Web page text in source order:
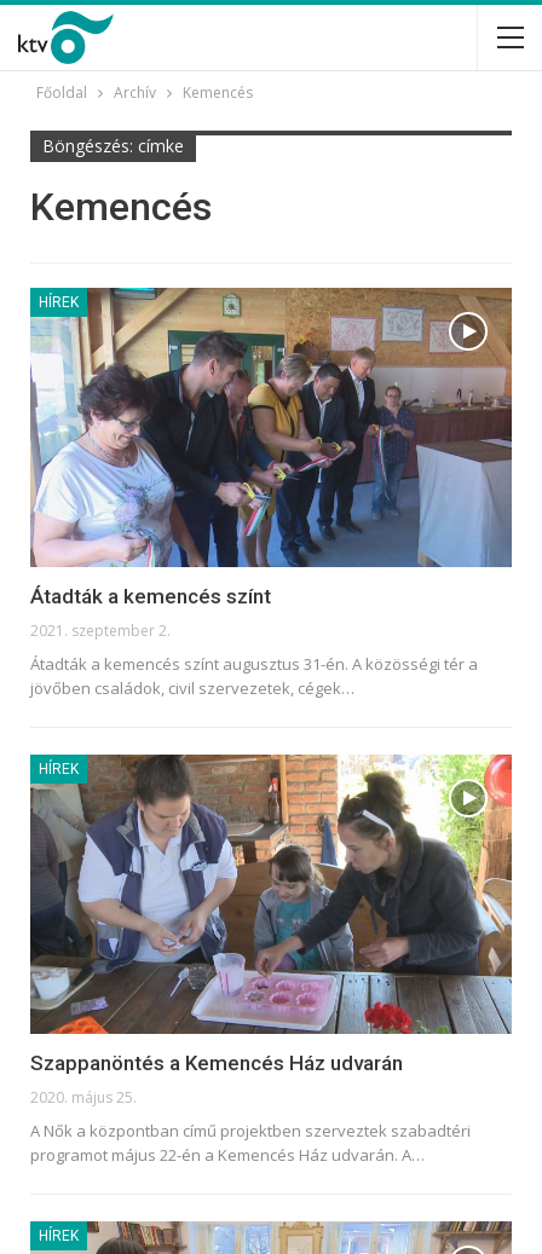
Főoldal Archív Kemencés
Böngészés: címke
Kemencés
HÍREK
Átadták a kemencés színt
2021. szeptember 2.
Átadták a kemencés színt augusztus 31-én. A közösségi tér a
jövőben családok, civil szervezetek, cégek…
HÍREK
Szappanöntés a Kemencés Ház udvarán
2020. május 25.
A Nők a központban című projektben szerveztek szabadtéri
programot május 22-én a Kemencés Ház udvarán. A…
HÍREK